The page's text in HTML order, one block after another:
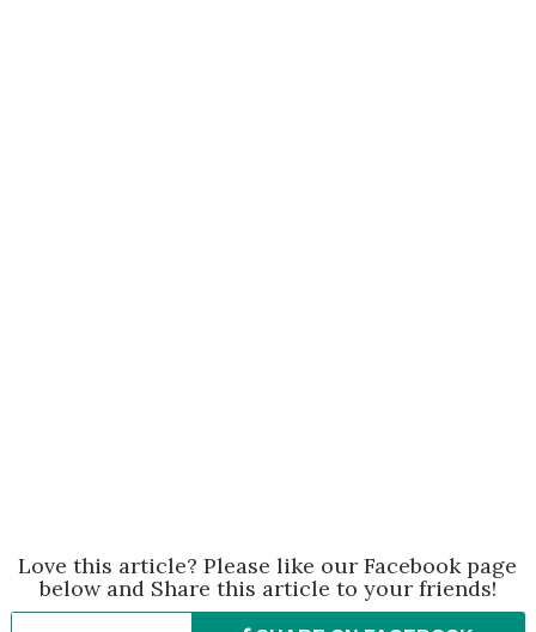
Love this article? Please like our Facebook page
below and Share this article to your friends!